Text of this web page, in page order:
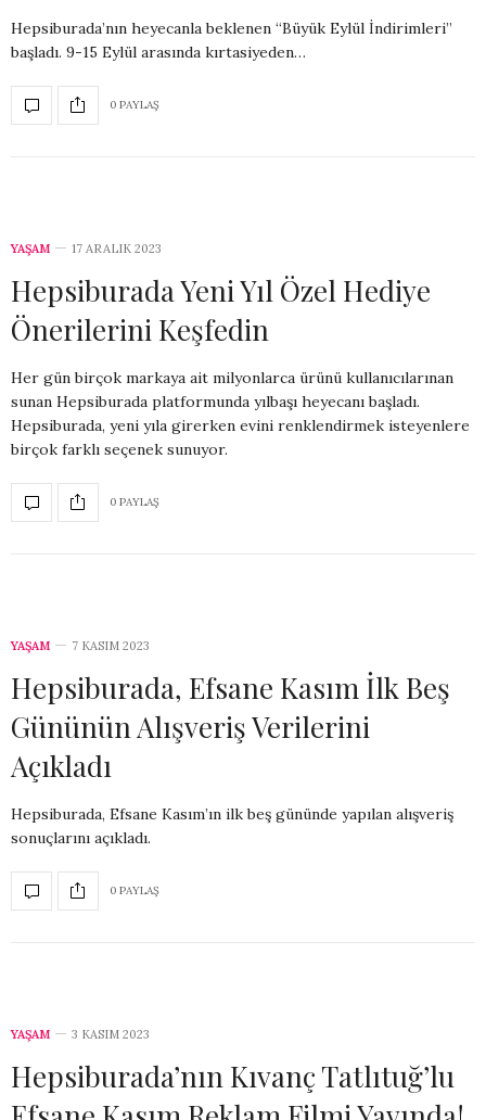
Hepsiburada’nın heyecanla beklenen “Büyük Eylül İndirimleri”
başladı. 9-15 Eylül arasında kırtasiyeden…
0 PAYLAŞ
YAŞAM 17 ARALIK 2023
Hepsiburada Yeni Yıl Özel Hediye
Önerilerini Keşfedin
Her gün birçok markaya ait milyonlarca ürünü kullanıcılarınan
sunan Hepsiburada platformunda yılbaşı heyecanı başladı.
Hepsiburada, yeni yıla girerken evini renklendirmek isteyenlere
birçok farklı seçenek sunuyor.
0 PAYLAŞ
YAŞAM 7 KASIM 2023
Hepsiburada, Efsane Kasım İlk Beş
Gününün Alışveriş Verilerini
Açıkladı
Hepsiburada, Efsane Kasım’ın ilk beş gününde yapılan alışveriş
sonuçlarını açıkladı.
0 PAYLAŞ
YAŞAM 3 KASIM 2023
Hepsiburada’nın Kıvanç Tatlıtuğ’lu